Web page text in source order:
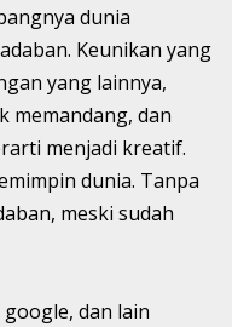
dunia
Keunikan yang
yang lainnya,
memandang, dan
menjadi kreatif.
dunia. Tanpa
meski sudah
dan lain